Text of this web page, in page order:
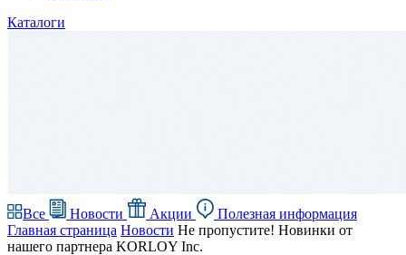
Каталоги
Все Новости Акции
Полезная информация
Главная страница Новости Не пропустите! Новинки от
нашего партнера KORLOY Inc.